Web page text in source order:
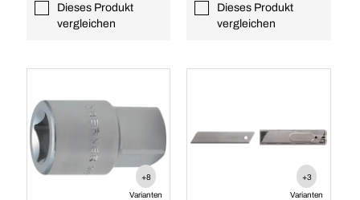
Dieses Produkt
vergleichen
Dieses Produkt
vergleichen
+8
Varianten
+3
Varianten